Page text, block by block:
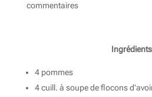
commentaires
Ingrédients
4 pommes
4 cuill. à soupe de flocons